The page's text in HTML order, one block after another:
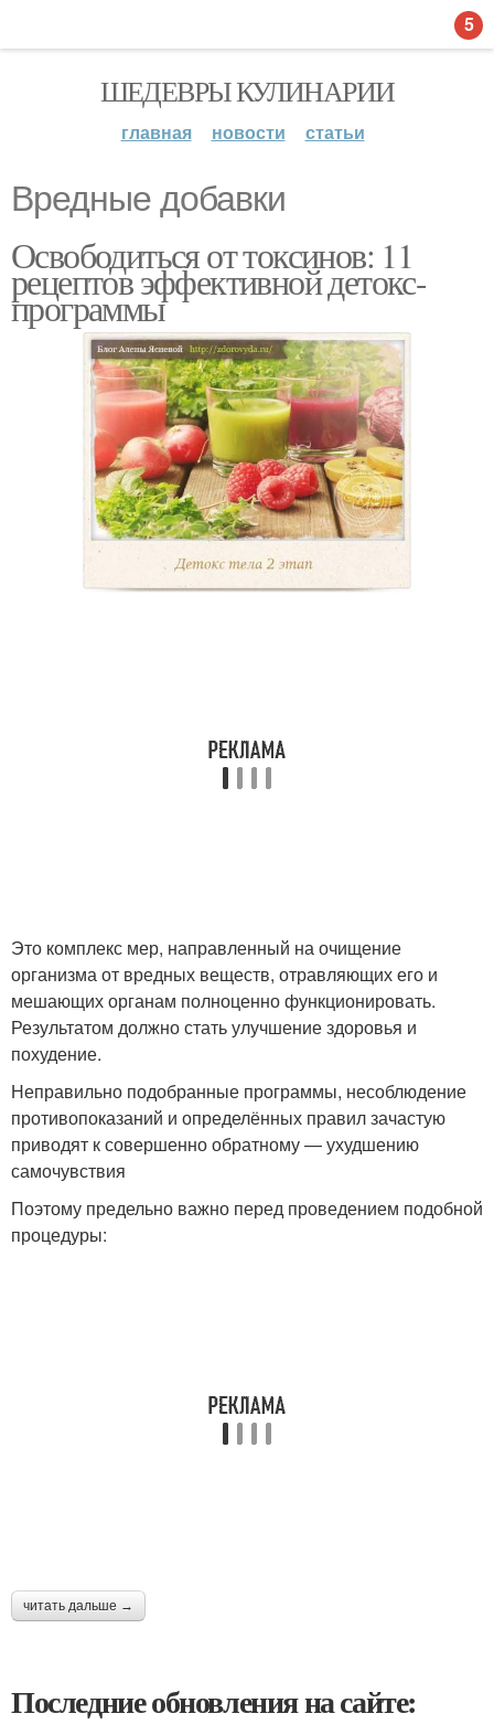
ШЕДЕВРЫ КУЛИНАРИИ
главная новости статьи
Вредные добавки
Освободиться от токсинов: 11
рецептов эффективной детокс-
программы
Это комплекс мер, направленный на очищение
организма от вредных веществ, отравляющих его и
мешающих органам полноценно функционировать.
Результатом должно стать улучшение здоровья и
похудение.
Неправильно подобранные программы, несоблюдение
противопоказаний и определённых правил зачастую
приводят к совершенно обратному — ухудшению
самочувствия
Поэтому предельно важно перед проведением подобной
процедуры:
читать дальше →
Последние обновления на сайте:
5